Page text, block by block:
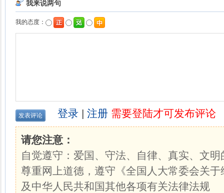
我来说两句
我的态度：
登录 | 注册 需要登陆才可发布评论
请您注意：
自觉遵守：爱国、守法、自律、真实、文明
尊重网上道德，遵守《全国人大常委会关
及中华人民共和国其他各项有关法律法规